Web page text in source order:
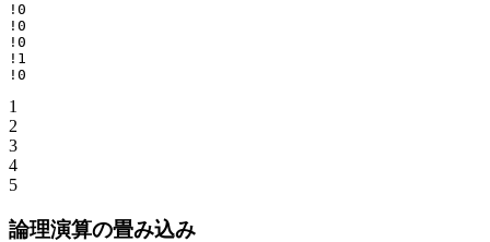
! 0
! 0
! 0
! 1
! 0
1
2
3
4
5
論理演算の畳み込み